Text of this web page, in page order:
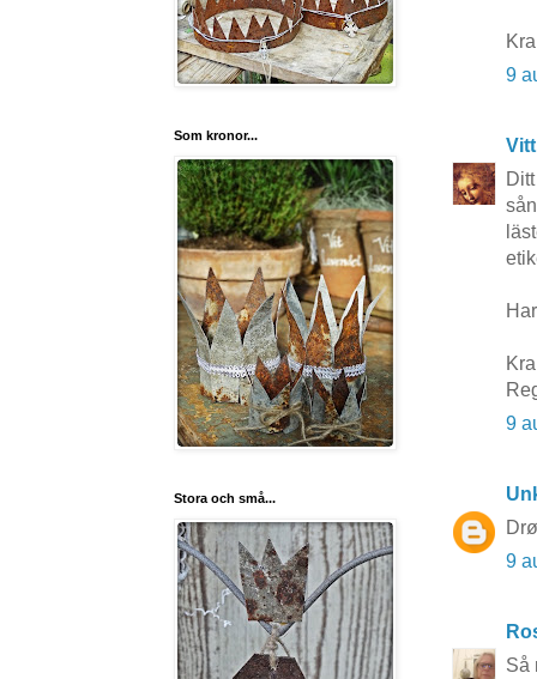
9
9
9
Så
Som kronor...
Stora och små...